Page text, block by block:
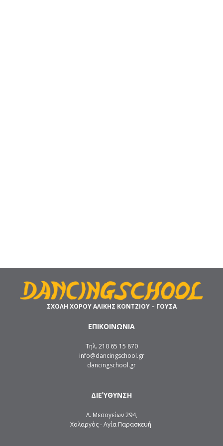
ΣΧΟΛΗ ΧΟΡΟΥ ΑΛΙΚΗΣ ΚΟΝΤΖΙΟΥ – ΓΟΥΣΑ
ΕΠΙΚΟΙΝΩΝΙΑ
Τηλ. 210 65 15 870
info@dancingschool.gr
dancingschool.gr
ΔΙΕΎΘΥΝΣΗ
Λ. Μεσογείων 294,
Χολαργός - Αγία Παρασκευή